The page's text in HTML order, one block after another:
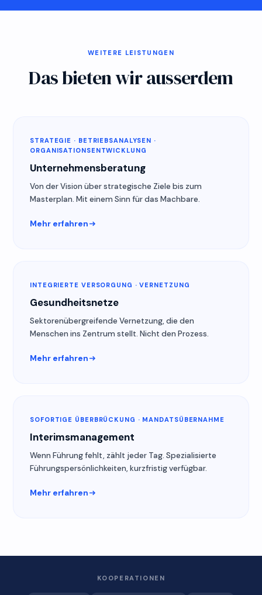
WEITERE LEISTUNGEN
Das bieten wir ausserdem
STRATEGIE · BETRIEBSANALYSEN ·
ORGANISATIONSENTWICKLUNG
Unternehmensberatung
Von der Vision über strategische Ziele bis zum
Masterplan. Mit einem Sinn für das Machbare.
Mehr erfahren
INTEGRIERTE VERSORGUNG · VERNETZUNG
Gesundheitsnetze
Sektorenübergreifende Vernetzung, die den
Menschen ins Zentrum stellt. Nicht den Prozess.
Mehr erfahren
SOFORTIGE ÜBERBRÜCKUNG · MANDATSÜBERNAHME
Interimsmanagement
Wenn Führung fehlt, zählt jeder Tag. Spezialisierte
Führungspersönlichkeiten, kurzfristig verfügbar.
Mehr erfahren
KOOPERATIONEN